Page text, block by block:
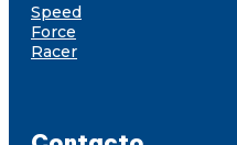
Speed
Force
Racer